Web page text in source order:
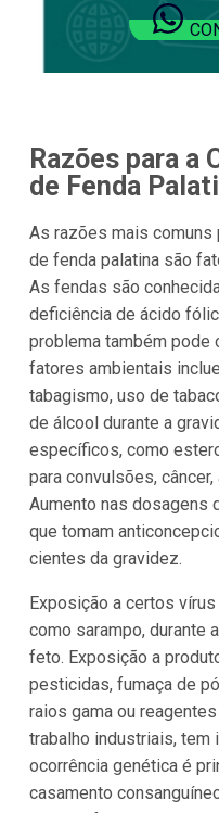
Razões para a
de Fenda
As razões mais comuns
de fenda palatina são
As fendas são
deficiência de ácido
problema também pode
fatores ambientais
tabagismo, uso de
de álcool durante a
específicos, como
para convulsões,
Aumento nas dosagens
que tomam
cientes da gravidez.
Exposição a certos
como sarampo, durante
feto. Exposição a
pesticidas, fumaça de
raios gama ou
trabalho industriais, tem
ocorrência genética é
casamento